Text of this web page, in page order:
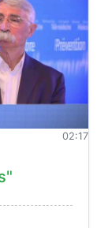
02:17